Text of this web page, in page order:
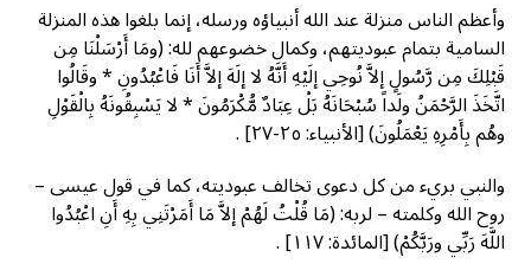
وأعظم الناس منزلة عند الله أنبياؤه ورسله، إنما بلغوا هذه المنزلة
السامية بتمام عبوديتهم، وكمال خضوعهم لله: (ومَا أَرْسَلْنَا مِن
قَبْلِكَ مِن رَّسُولٍ إلاَّ نُوحِي إلَيْهِ أَنَّهُ لا إلَهَ إلاَّ أَنَا فَاعْبُدُونِ * وقَالُوا
اتَّخَذَ الرَّحْمَنُ ولَداً سُبْحَانَهُ بَلْ عِبَادٌ مُّكْرَمُونَ * لا يَسْبِقُونَهُ بِالْقَوْلِ
وهُم بِأَمْرِهِ يَعْمَلُونَ) [الأنبياء: ٢٥-٢٧] .
والنبي بريء من كل دعوى تخالف عبوديته، كما في قول عيسى –
روح الله وكلمته – لربه: (مَا قُلْتُ لَهُمْ إلاَّ مَا أَمَرْتَنِي بِهِ أَنِ اعْبُدُوا
اللَّهَ رَبِّي ورَبَّكُمْ) [المائدة: ١١٧] .